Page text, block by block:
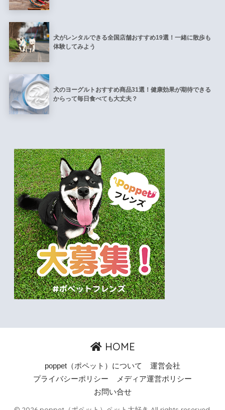
犬がレンタルできる全国店舗おすすめ19選！一緒に散歩も
体験してみよう
犬のヨーグルトおすすめ商品31選！健康効果が期待できる
からって毎日食べても大丈夫？
HOME
poppet（ポペット）について
運営会社
プライバシーポリシー
メディア運営ポリシー
お問い合せ